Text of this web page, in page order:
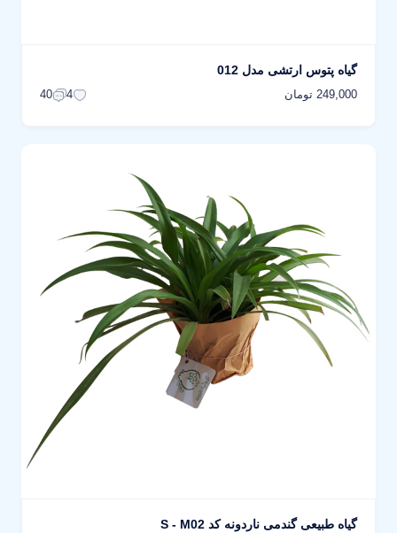
گیاه پتوس ارتشی مدل 012
249,000 تومان 4
40
گیاه طبیعی گندمی ناردونه کد S - M02